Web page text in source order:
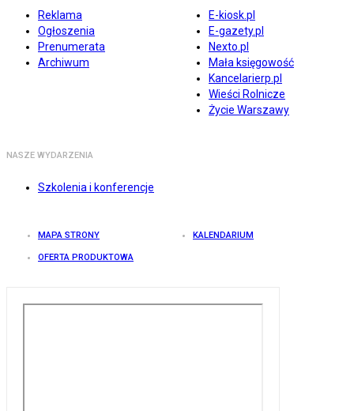
Reklama
Ogłoszenia
Prenumerata
Archiwum
E-kiosk.pl
E-gazety.pl
Nexto.pl
Mała księgowość
Kancelarierp.pl
Wieści Rolnicze
Życie Warszawy
NASZE WYDARZENIA
Szkolenia i konferencje
MAPA STRONY KALENDARIUM
OFERTA PRODUKTOWA